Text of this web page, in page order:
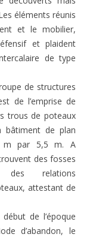
éléments réunis
et le mobilier,
et plaident
de type
de structures
de l’emprise de
trous de poteaux
bâtiment de plan
m par 5,5 m. A
des fosses
des relations
attestant de
de l’époque
d’abandon, le